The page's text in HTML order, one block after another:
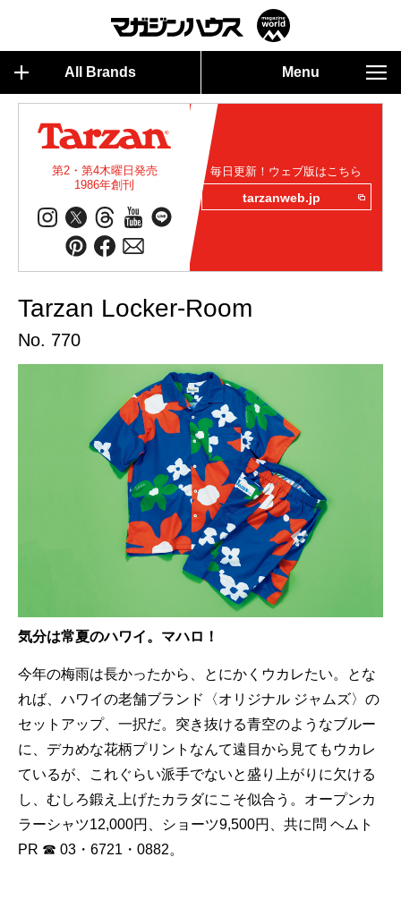
All Brands Menu
第2・第4木曜日発売
1986年創刊
毎日更新！ウェブ版はこちら
tarzanweb.jp
Tarzan Locker-Room
No. 770
気分は常夏のハワイ。マハロ！
今年の梅雨は長かったから、とにかくウカレたい。とな
れば、ハワイの老舗ブランド〈オリジナル ジャムズ〉の
セットアップ、一択だ。突き抜ける青空のようなブルー
に、デカめな花柄プリントなんて遠目から見てもウカレ
ているが、これぐらい派手でないと盛り上がりに欠ける
し、むしろ鍛え上げたカラダにこそ似合う。オープンカ
ラーシャツ12,000円、ショーツ9,500円、共に問 ヘムト
PR ☎ 03・6721・0882。